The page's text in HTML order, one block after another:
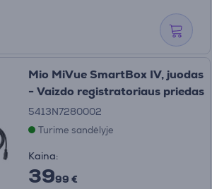
Mio MiVue SmartBox IV, juodas
- Vaizdo registratoriaus priedas
5413N7280002
Turime sandėlyje
Kaina:
3999 €